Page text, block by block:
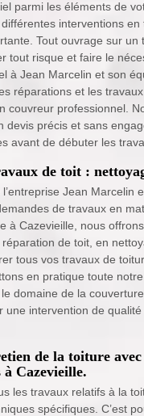
parmi les éléments de
interventions en
Tout ouvrage sur un
tout risque et faire le
à Jean Marcelin et son
réparations et les travaux
couvreur professionnel.
devis précis et sans
avant de débuter les
de toit :
l’entreprise Jean Marcelin
de travaux en
à Cazevieille, nous
de toit, en
tous vos travaux de
en pratique toute
domaine de la
une intervention de
de la toiture
à Cazevieille.
les travaux relatifs à la
spécifiques. C’est